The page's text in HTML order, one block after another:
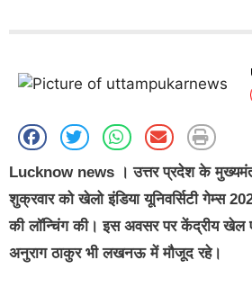
Lucknow news । उत्तर प्रदेश के
शुक्रवार को खेलो इंडिया यूनिवर्सिटी गेम्स
की लॉन्चिंग की। इस अवसर पर केंद्रीय खेल
अनुराग ठाकुर भी लखनऊ में मौजूद रहे।